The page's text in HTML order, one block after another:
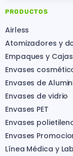
PRODUCTOS
Airless
Atomizadores y
Empaques y Cajas
Envases
Envases de
Envases de vidrio
Envases PET
Envases
Envases
Línea Médica y